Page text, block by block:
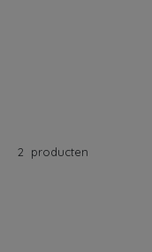
2 producten